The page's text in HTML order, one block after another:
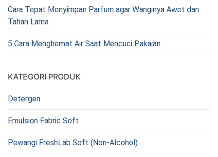
Cara Tepat Menyimpan Parfum agar Wanginya Awet dan
Tahan Lama
5 Cara Menghemat Air Saat Mencuci Pakaian
KATEGORI PRODUK
Detergen
Emulsion Fabric Soft
Pewangi FreshLab Soft (Non-Alcohol)